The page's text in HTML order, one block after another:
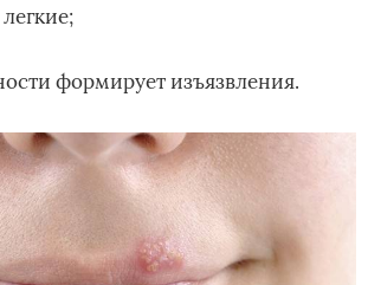
формирует изъязвления.